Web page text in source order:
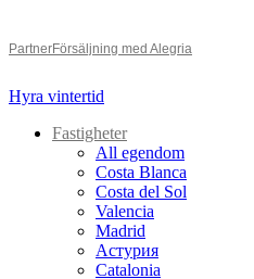
PartnerFörsäljning med Alegria
Hyra vintertid
Fastigheter
All egendom
Costa Blanca
Costa del Sol
Valencia
Madrid
Астурия
Catalonia